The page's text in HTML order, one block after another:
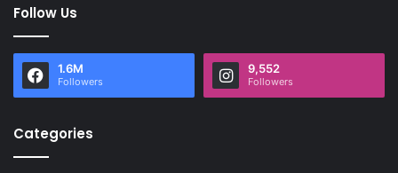
Follow Us
1.6M
Followers
9,552
Followers
Categories